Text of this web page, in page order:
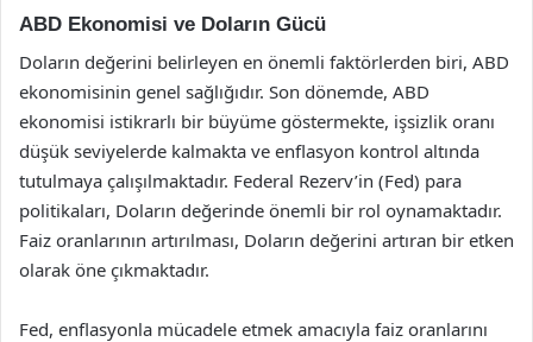
ABD Ekonomisi ve Doların Gücü
Doların değerini belirleyen en önemli faktörlerden biri, ABD
ekonomisinin genel sağlığıdır. Son dönemde, ABD
ekonomisi istikrarlı bir büyüme göstermekte, işsizlik oranı
düşük seviyelerde kalmakta ve enflasyon kontrol altında
tutulmaya çalışılmaktadır. Federal Rezerv’in (Fed) para
politikaları, Doların değerinde önemli bir rol oynamaktadır.
Faiz oranlarının artırılması, Doların değerini artıran bir etken
olarak öne çıkmaktadır.
Fed, enflasyonla mücadele etmek amacıyla faiz oranlarını